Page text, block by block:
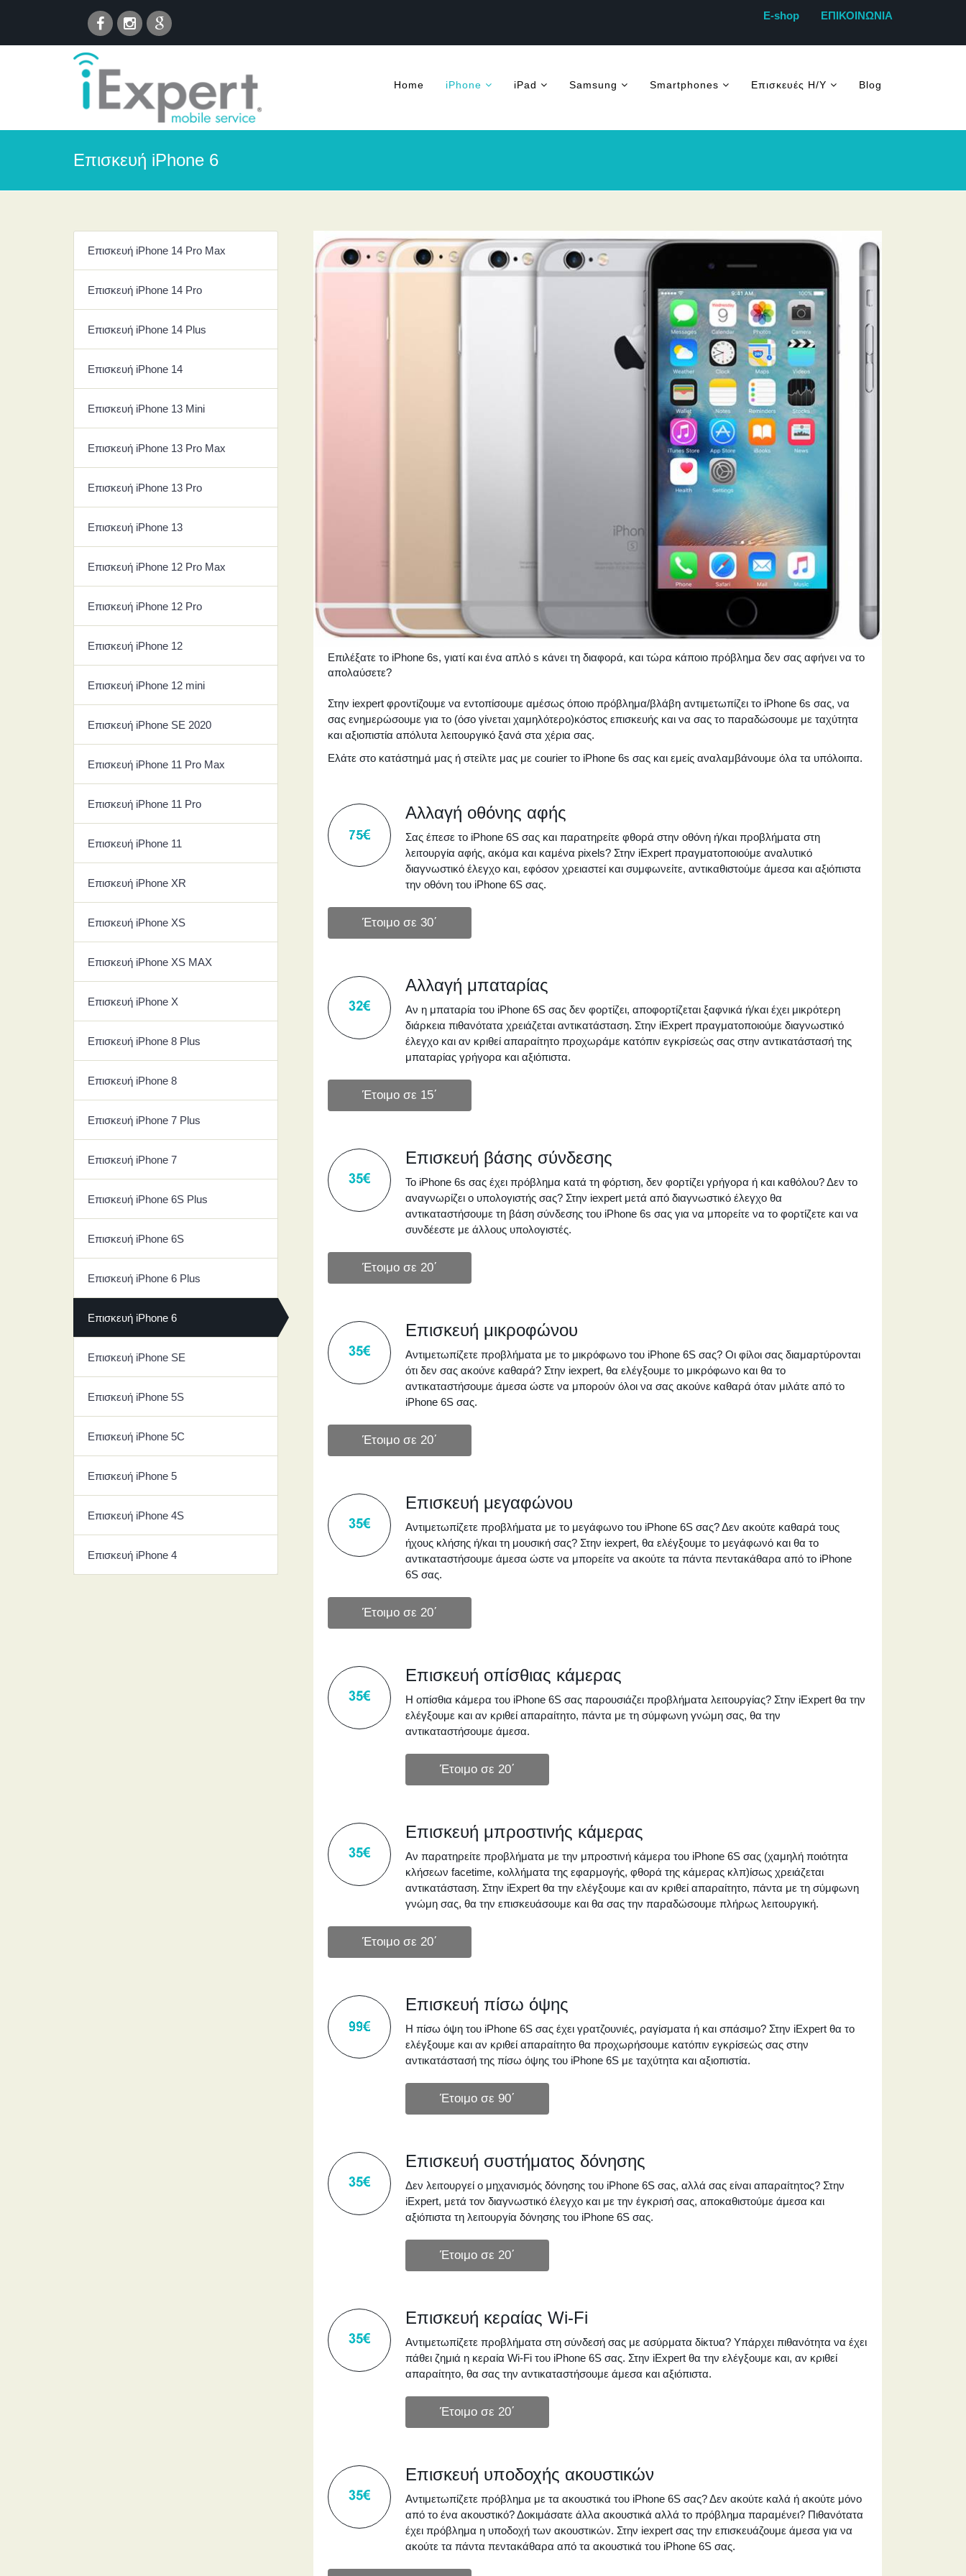
E-shop ΕΠΙΚΟΙΝΩΝΙΑ
Home iPhone iPad Samsung Smartphones Επισκευές Η/Υ Blog
Επισκευή iPhone 6
Επισκευή iPhone 14 Pro Max
Επισκευή iPhone 14 Pro
Επισκευή iPhone 14 Plus
Επισκευή iPhone 14
Επισκευή iPhone 13 Mini
Επισκευή iPhone 13 Pro Max
Επισκευή iPhone 13 Pro
Επισκευή iPhone 13
Επισκευή iPhone 12 Pro Max
Επισκευή iPhone 12 Pro
Επισκευή iPhone 12
Επισκευή iPhone 12 mini
Επισκευή iPhone SE 2020
Επισκευή iPhone 11 Pro Max
Επισκευή iPhone 11 Pro
Επισκευή iPhone 11
Επισκευή iPhone ΧR
Επισκευή iPhone ΧS
Επισκευή iPhone ΧS MAX
Επισκευή iPhone Χ
Επισκευή iPhone 8 Plus
Επισκευή iPhone 8
Επισκευή iPhone 7 Plus
Επισκευή iPhone 7
Επισκευή iPhone 6S Plus
Επισκευή iPhone 6S
Επισκευή iPhone 6 Plus
Επισκευή iPhone 6
Επισκευή iPhone SE
Επισκευή iPhone 5S
Επισκευή iPhone 5C
Επισκευή iPhone 5
Επισκευή iPhone 4S
Επισκευή iPhone 4
Επιλέξατε το iPhone 6s, γιατί και ένα απλό s κάνει τη διαφορά, και τώρα κάποιο πρόβλημα δεν σας αφήνει να το
απολαύσετε?
Στην iexpert φροντίζουμε να εντοπίσουμε αμέσως όποιο πρόβλημα/βλάβη αντιμετωπίζει το iPhone 6s σας, να
σας ενημερώσουμε για το (όσο γίνεται χαμηλότερο)κόστος επισκευής και να σας το παραδώσουμε με ταχύτητα
και αξιοπιστία απόλυτα λειτουργικό ξανά στα χέρια σας.
Ελάτε στο κατάστημά μας ή στείλτε μας με courier το iPhone 6s σας και εμείς αναλαμβάνουμε όλα τα υπόλοιπα.
Αλλαγή οθόνης αφής
Σας έπεσε το iPhone 6S σας και παρατηρείτε φθορά στην οθόνη ή/και προβλήματα στη
λειτουργία αφής, ακόμα και καμένα pixels? Στην iExpert πραγματοποιούμε αναλυτικό
διαγνωστικό έλεγχο και, εφόσον χρειαστεί και συμφωνείτε, αντικαθιστούμε άμεσα και αξιόπιστα
την οθόνη του iPhone 6S σας.
Αλλαγή μπαταρίας
Αν η μπαταρία του iPhone 6S σας δεν φορτίζει, αποφορτίζεται ξαφνικά ή/και έχει μικρότερη
διάρκεια πιθανότατα χρειάζεται αντικατάσταση. Στην iExpert πραγματοποιούμε διαγνωστικό
έλεγχο και αν κριθεί απαραίτητο προχωράμε κατόπιν εγκρίσεώς σας στην αντικατάστασή της
μπαταρίας γρήγορα και αξιόπιστα.
Επισκευή βάσης σύνδεσης
Το iPhone 6s σας έχει πρόβλημα κατά τη φόρτιση, δεν φορτίζει γρήγορα ή και καθόλου? Δεν το
αναγνωρίζει ο υπολογιστής σας? Στην iexpert μετά από διαγνωστικό έλεγχο θα
αντικαταστήσουμε τη βάση σύνδεσης του iPhone 6s σας για να μπορείτε να το φορτίζετε και να
συνδέεστε με άλλους υπολογιστές.
Επισκευή μικροφώνου
Αντιμετωπίζετε προβλήματα με το μικρόφωνο του iPhone 6S σας? Οι φίλοι σας διαμαρτύρονται
ότι δεν σας ακούνε καθαρά? Στην iexpert, θα ελέγξουμε το μικρόφωνο και θα το
αντικαταστήσουμε άμεσα ώστε να μπορούν όλοι να σας ακούνε καθαρά όταν μιλάτε από το
iPhone 6S σας.
Επισκευή μεγαφώνου
Αντιμετωπίζετε προβλήματα με το μεγάφωνο του iPhone 6S σας? Δεν ακούτε καθαρά τους
ήχους κλήσης ή/και τη μουσική σας? Στην iexpert, θα ελέγξουμε το μεγάφωνό και θα το
αντικαταστήσουμε άμεσα ώστε να μπορείτε να ακούτε τα πάντα πεντακάθαρα από το iPhone
6S σας.
Επισκευή οπίσθιας κάμερας
Η οπίσθια κάμερα του iPhone 6S σας παρουσιάζει προβλήματα λειτουργίας? Στην iExpert θα την
ελέγξουμε και αν κριθεί απαραίτητο, πάντα με τη σύμφωνη γνώμη σας, θα την
αντικαταστήσουμε άμεσα.
Επισκευή μπροστινής κάμερας
Αν παρατηρείτε προβλήματα με την μπροστινή κάμερα του iPhone 6S σας (χαμηλή ποιότητα
κλήσεων facetime, κολλήματα της εφαρμογής, φθορά της κάμερας κλπ)ίσως χρειάζεται
αντικατάσταση. Στην iExpert θα την ελέγξουμε και αν κριθεί απαραίτητο, πάντα με τη σύμφωνη
γνώμη σας, θα την επισκευάσουμε και θα σας την παραδώσουμε πλήρως λειτουργική.
Επισκευή πίσω όψης
Η πίσω όψη του iPhone 6S σας έχει γρατζουνιές, ραγίσματα ή και σπάσιμο? Στην iExpert θα το
ελέγξουμε και αν κριθεί απαραίτητο θα προχωρήσουμε κατόπιν εγκρίσεώς σας στην
αντικατάστασή της πίσω όψης του iPhone 6S με ταχύτητα και αξιοπιστία.
Επισκευή συστήματος δόνησης
Δεν λειτουργεί ο μηχανισμός δόνησης του iPhone 6S σας, αλλά σας είναι απαραίτητος? Στην
iExpert, μετά τον διαγνωστικό έλεγχο και με την έγκρισή σας, αποκαθιστούμε άμεσα και
αξιόπιστα τη λειτουργία δόνησης του iPhone 6S σας.
Επισκευή κεραίας Wi-Fi
Αντιμετωπίζετε προβλήματα στη σύνδεσή σας με ασύρματα δίκτυα? Υπάρχει πιθανότητα να έχει
πάθει ζημιά η κεραία Wi-Fi του iPhone 6S σας. Στην iExpert θα την ελέγξουμε και, αν κριθεί
απαραίτητο, θα σας την αντικαταστήσουμε άμεσα και αξιόπιστα.
Επισκευή υποδοχής ακουστικών
Αντιμετωπίζετε πρόβλημα με τα ακουστικά του iPhone 6S σας? Δεν ακούτε καλά ή ακούτε μόνο
από το ένα ακουστικό? Δοκιμάσατε άλλα ακουστικά αλλά το πρόβλημα παραμένει? Πιθανότατα
έχει πρόβλημα η υποδοχή των ακουστικών. Στην iexpert σας την επισκευάζουμε άμεσα για να
ακούτε τα πάντα πεντακάθαρα από τα ακουστικά του iPhone 6S σας.